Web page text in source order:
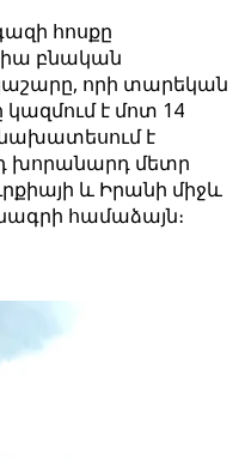
հոսքը
բնական
որի տարեկան
է մոտ 14
է
խորանարդ մետր
և Իրանի միջև
համաձայն։